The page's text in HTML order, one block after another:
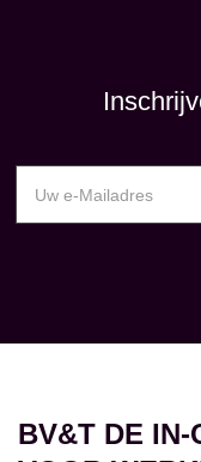
BV&T DE IN-